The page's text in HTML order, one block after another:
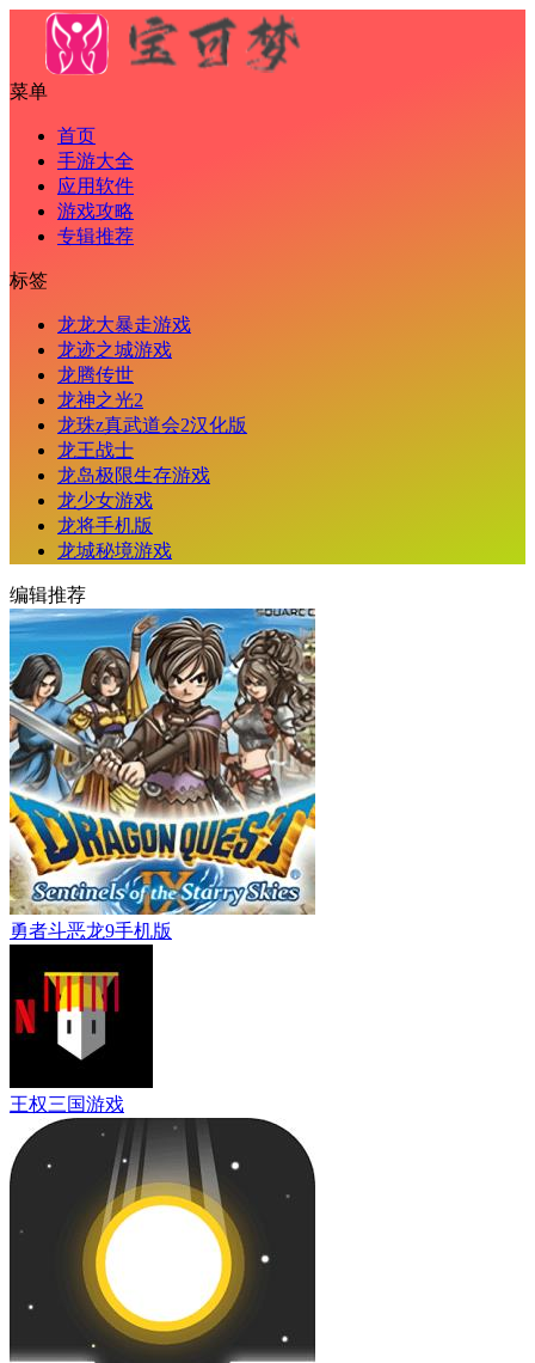
菜单
首页
手游大全
应用软件
游戏攻略
专辑推荐
标签
龙龙大暴走游戏
龙迹之城游戏
龙腾传世
龙神之光2
龙珠z真武道会2汉化版
龙王战士
龙岛极限生存游戏
龙少女游戏
龙将手机版
龙城秘境游戏
编辑推荐
勇者斗恶龙9手机版
王权三国游戏